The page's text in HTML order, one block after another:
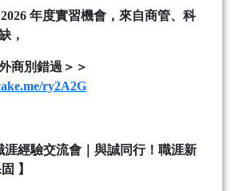
2026 年度實習機會，來自商管、科
，
商別錯過＞＞
ry2A2G
涯經驗交流會｜與誠同行！職涯新
】